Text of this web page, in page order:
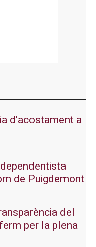
d’acostament a
de Puigdemont
del
per la plena